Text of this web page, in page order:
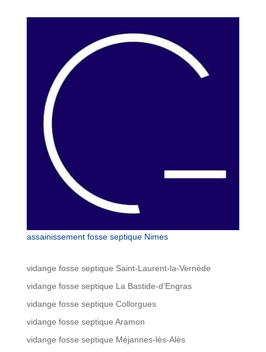
assainissement fosse septique Nimes
vidange fosse septique Saint-Laurent-la-Vernède
vidange fosse septique La Bastide-d’Engras
vidange fosse septique Collorgues
vidange fosse septique Aramon
vidange fosse septique Méjannes-lès-Alès